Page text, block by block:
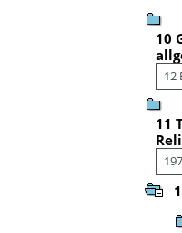
10
12
11